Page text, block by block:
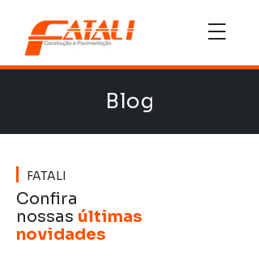
Blog
FATALI
Confira
nossas últimas
novidades